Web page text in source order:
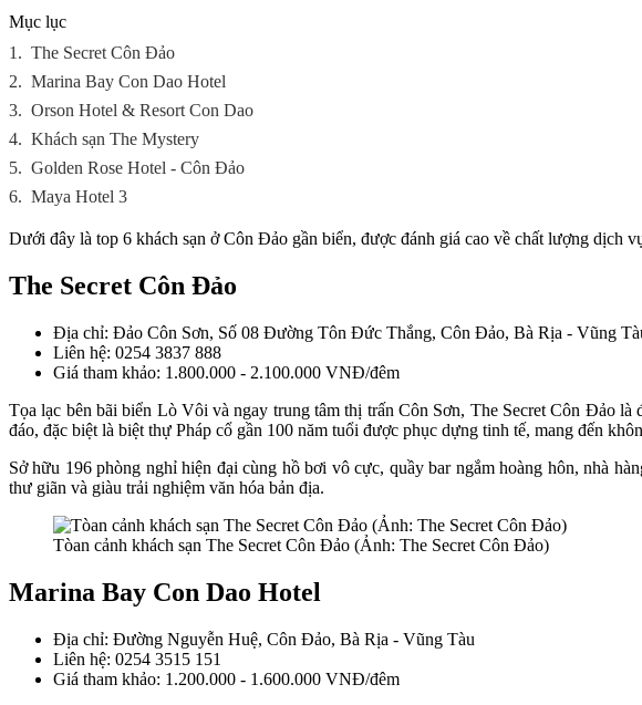
Mục lục
1. The Secret Côn Đảo
2. Marina Bay Con Dao Hotel
3. Orson Hotel & Resort Con Dao
4. Khách sạn The Mystery
5. Golden Rose Hotel - Côn Đảo
6. Maya Hotel 3
Dưới đây là top 6 khách sạn ở Côn Đảo gần biển, được đánh giá cao về chất lượng dịch
The Secret Côn Đảo
Địa chỉ: Đảo Côn Sơn, Số 08 Đường Tôn Đức Thắng, Côn Đảo, Bà Rịa - Vũng
Liên hệ: 0254 3837 888
Giá tham khảo: 1.800.000 - 2.100.000 VNĐ/đêm
Tọa lạc bên bãi biển Lò Vôi và ngay trung tâm thị trấn Côn Sơn, The Secret Côn Đảo
đáo, đặc biệt là biệt thự Pháp cổ gần 100 năm tuổi được phục dựng tinh tế, mang đến
Sở hữu 196 phòng nghỉ hiện đại cùng hồ bơi vô cực, quầy bar ngắm hoàng hôn, nhà
thư giãn và giàu trải nghiệm văn hóa bản địa.
Tòan cảnh khách sạn The Secret Côn Đảo (Ảnh: The Secret Côn Đảo)
Marina Bay Con Dao Hotel
Địa chỉ: Đường Nguyễn Huệ, Côn Đảo, Bà Rịa - Vũng Tàu
Liên hệ: 0254 3515 151
Giá tham khảo: 1.200.000 - 1.600.000 VNĐ/đêm